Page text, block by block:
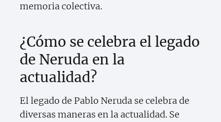
memoria colectiva.
¿Cómo se celebra el legado
de Neruda en la
actualidad?
El legado de Pablo Neruda se celebra de
diversas maneras en la actualidad. Se